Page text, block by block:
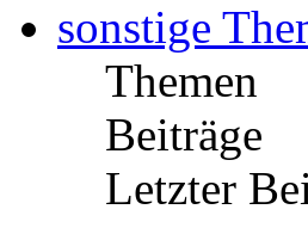
sonstige
Themen
Beiträge
Letzter